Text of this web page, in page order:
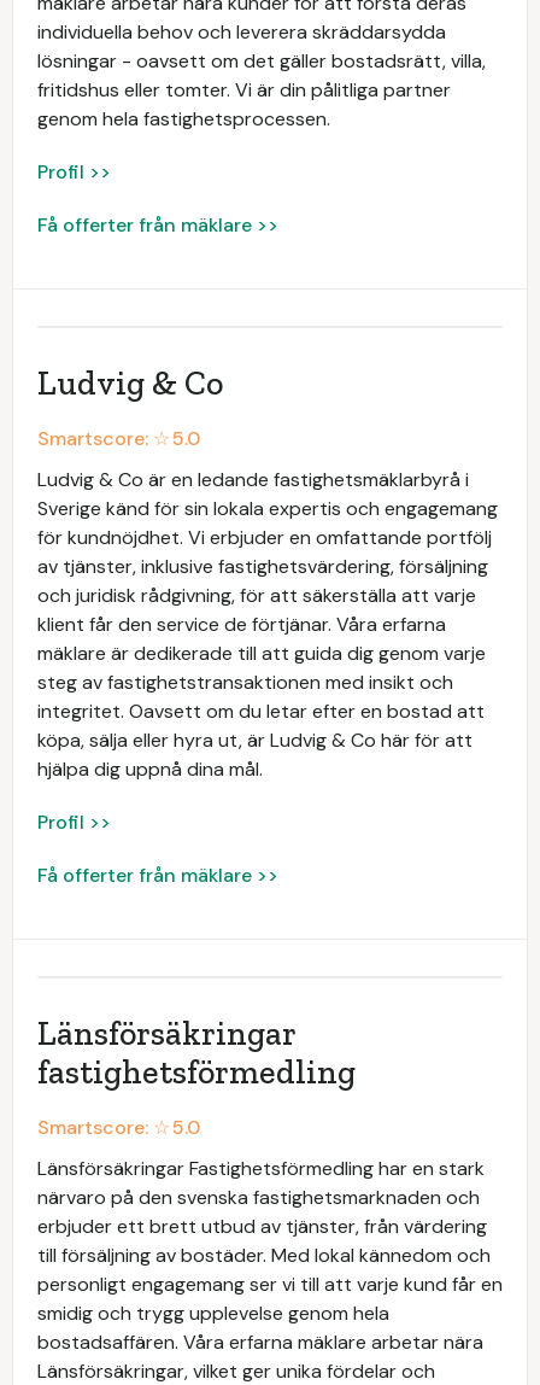
individuella behov och leverera skräddarsydda
lösningar - oavsett om det gäller bostadsrätt, villa,
fritidshus eller tomter. Vi är din pålitliga partner
genom hela fastighetsprocessen.
Profil >>
Få offerter från mäklare >>
Ludvig & Co
Smartscore: ☆5.0
Ludvig & Co är en ledande fastighetsmäklarbyrå i
Sverige känd för sin lokala expertis och engagemang
för kundnöjdhet. Vi erbjuder en omfattande portfölj
av tjänster, inklusive fastighetsvärdering, försäljning
och juridisk rådgivning, för att säkerställa att varje
klient får den service de förtjänar. Våra erfarna
mäklare är dedikerade till att guida dig genom varje
steg av fastighetstransaktionen med insikt och
integritet. Oavsett om du letar efter en bostad att
köpa, sälja eller hyra ut, är Ludvig & Co här för att
hjälpa dig uppnå dina mål.
Profil >>
Få offerter från mäklare >>
Länsförsäkringar
fastighetsförmedling
Smartscore: ☆5.0
Länsförsäkringar Fastighetsförmedling har en stark
närvaro på den svenska fastighetsmarknaden och
erbjuder ett brett utbud av tjänster, från värdering
till försäljning av bostäder. Med lokal kännedom och
personligt engagemang ser vi till att varje kund får en
smidig och trygg upplevelse genom hela
bostadsaffären. Våra erfarna mäklare arbetar nära
Länsförsäkringar, vilket ger unika fördelar och